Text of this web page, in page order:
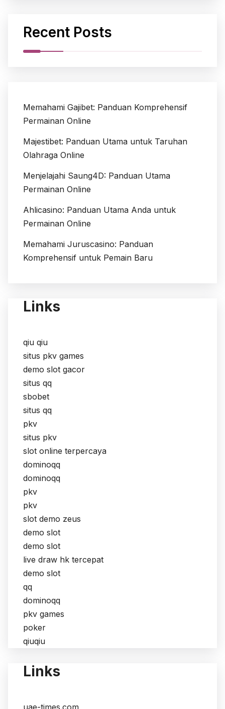
Recent Posts
Memahami Gajibet: Panduan Komprehensif
Permainan Online
Majestibet: Panduan Utama untuk Taruhan
Olahraga Online
Menjelajahi Saung4D: Panduan Utama
Permainan Online
Ahlicasino: Panduan Utama Anda untuk
Permainan Online
Memahami Juruscasino: Panduan
Komprehensif untuk Pemain Baru
Links
qiu qiu
situs pkv games
demo slot gacor
situs qq
sbobet
situs qq
pkv
situs pkv
slot online terpercaya
dominoqq
dominoqq
pkv
pkv
slot demo zeus
demo slot
demo slot
live draw hk tercepat
demo slot
qq
dominoqq
pkv games
poker
qiuqiu
Links
uae-times.com